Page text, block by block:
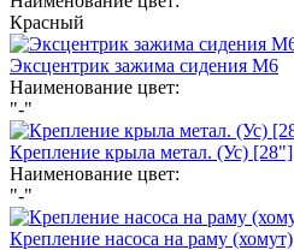
Красный
Эксцентрик зажима сидения М6
Наименование цвет:
"-"
Крепление крыла метал. (Ус) [28"]
Наименование цвет:
"-"
Крепление насоса на раму (хомут)